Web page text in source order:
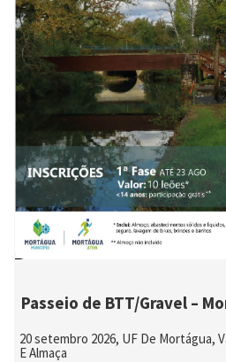
Passeio de BTT/Gravel –
20 setembro 2026, UF De Mortágua,
E Almaça